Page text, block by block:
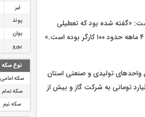
۹ خرداد ۱۴۰۲ درباره تعطیلی این شرکت ۹۵ ساله نوشت: «گفته شده بود که تعطیلی
واحدهای تولیدی و صنعتی استان
سه میلیارد تومانی به شرکت گاز و بیش از
لیر
پوند
یوان
یورو
نوع سکه
سکه امامی
سکه تمام
سکه نیم